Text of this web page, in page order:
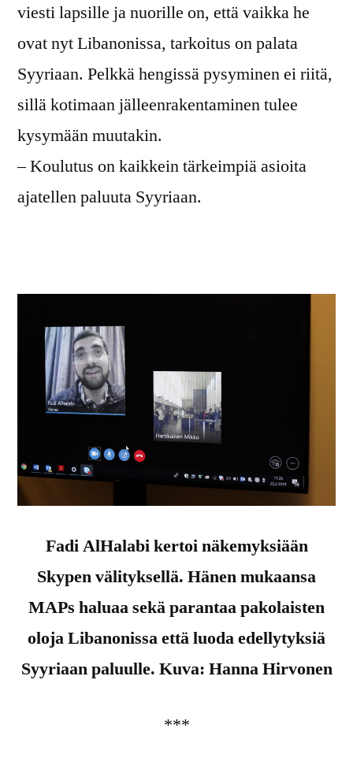
viesti lapsille ja nuorille on, että vaikka he
ovat nyt Libanonissa, tarkoitus on palata
Syyriaan. Pelkkä hengissä pysyminen ei riitä,
sillä kotimaan jälleenrakentaminen tulee
kysymään muutakin.
– Koulutus on kaikkein tärkeimpiä asioita
ajatellen paluuta Syyriaan.
Fadi AlHalabi kertoi näkemyksiään
Skypen välityksellä. Hänen mukaansa
MAPs haluaa sekä parantaa pakolaisten
oloja Libanonissa että luoda edellytyksiä
Syyriaan paluulle. Kuva: Hanna Hirvonen
***